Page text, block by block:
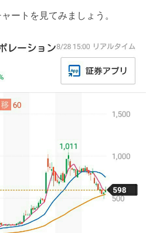
ートを見てみましょう。